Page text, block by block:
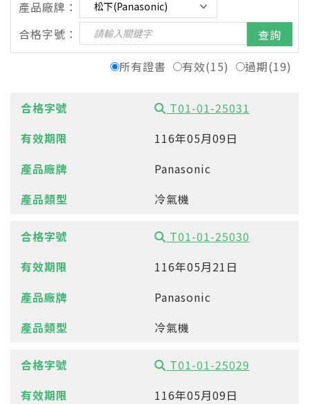
產品廠牌：
合格字號：
查詢
所有證書
有效(15) 過期(19)
T01-01-25031
116年05月09日
Panasonic
冷氣機
T01-01-25030
116年05月21日
Panasonic
冷氣機
T01-01-25029
116年05月09日